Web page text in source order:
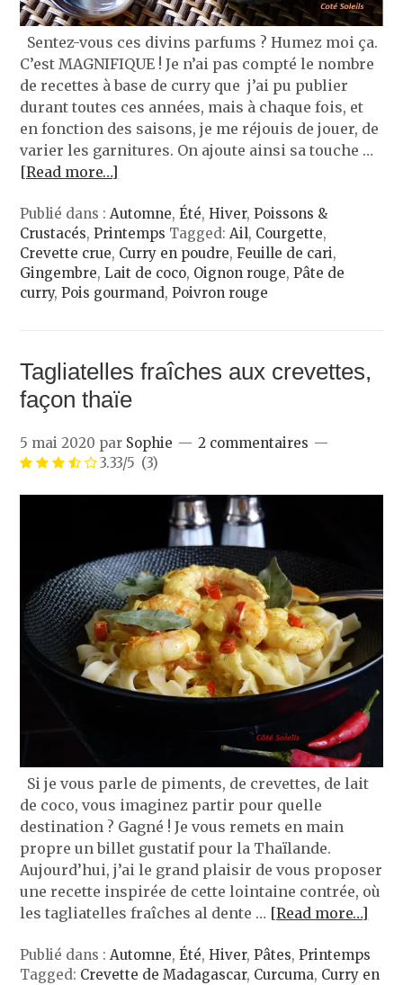
Sentez-vous ces divins parfums ? Humez moi ça.
C’est MAGNIFIQUE ! Je n’ai pas compté le nombre
de recettes à base de curry que j’ai pu publier
durant toutes ces années, mais à chaque fois, et
en fonction des saisons, je me réjouis de jouer, de
varier les garnitures. On ajoute ainsi sa touche …
[Read more…]
Publié dans :Automne,Été,Hiver,Poissons &
Crustacés,Printemps Tagged:Ail, Courgette,
Crevette crue, Curry en poudre,Feuille de cari,
Gingembre,Lait de coco, Oignon rouge,Pâte de
curry,Pois gourmand,Poivron rouge
Tagliatelles fraîches aux crevettes,
façon thaïe
5 mai 2020 par Sophie
2 commentaires
3.33/5 (3)
Si je vous parle de piments, de crevettes, de lait
de coco, vous imaginez partir pour quelle
destination ? Gagné ! Je vous remets en main
propre un billet gustatif pour la Thaïlande.
Aujourd’hui, j’ai le grand plaisir de vous proposer
une recette inspirée de cette lointaine contrée, où
les tagliatelles fraîches al dente … [Read more…]
Publié dans :Automne,Été,Hiver,Pâtes,Printemps
Tagged: Crevette de Madagascar, Curcuma, Curry en